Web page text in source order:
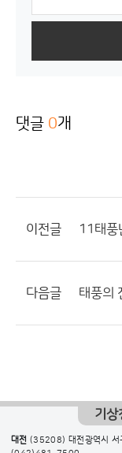
댓글 0개
이전글 11태풍
다음글 태풍의
기상
대전 (35208) 대전광역시